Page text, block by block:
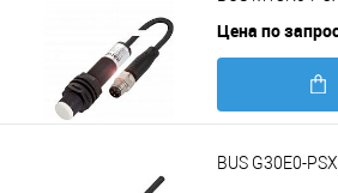
Цена по
BUS G30E0-